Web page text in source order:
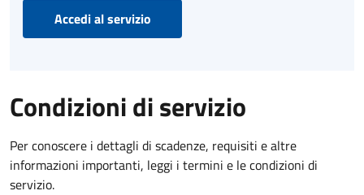
Accedi al servizio
Condizioni di servizio
Per conoscere i dettagli di scadenze, requisiti e altre
informazioni importanti, leggi i termini e le condizioni di
servizio.